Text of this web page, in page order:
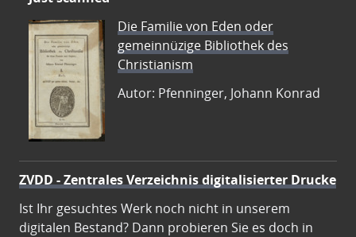
Die Familie von Eden oder
gemeinnüzige Bibliothek des
Christianism
Autor: Pfenninger, Johann Konrad
ZVDD - Zentrales Verzeichnis digitalisierter Drucke
Ist Ihr gesuchtes Werk noch nicht in unserem
digitalen Bestand? Dann probieren Sie es doch in